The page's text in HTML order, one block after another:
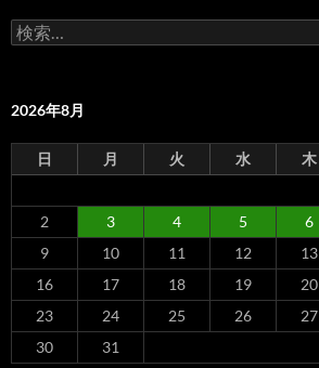
検
索:
2026年8月
日 月 火 水 木
2
3 4 5 6
9
10 11 12 13
16
17 18 19 20
23
24 25 26 27
30
31